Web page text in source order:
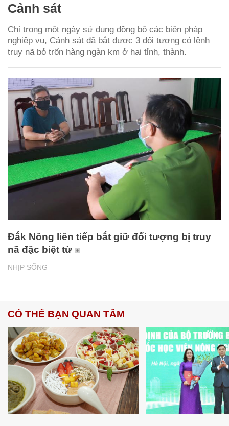
Cảnh sát
Chỉ trong một ngày sử dụng đồng bộ các biện pháp
nghiệp vụ, Cảnh sát đã bắt được 3 đối tượng có lệnh
truy nã bỏ trốn hàng ngàn km ở hai tỉnh, thành.
NHỊP SỐNG
Đắk Nông liên tiếp bắt giữ đối tượng bị truy
nã đặc biệt từ
CÓ THỂ BẠN QUAN TÂM